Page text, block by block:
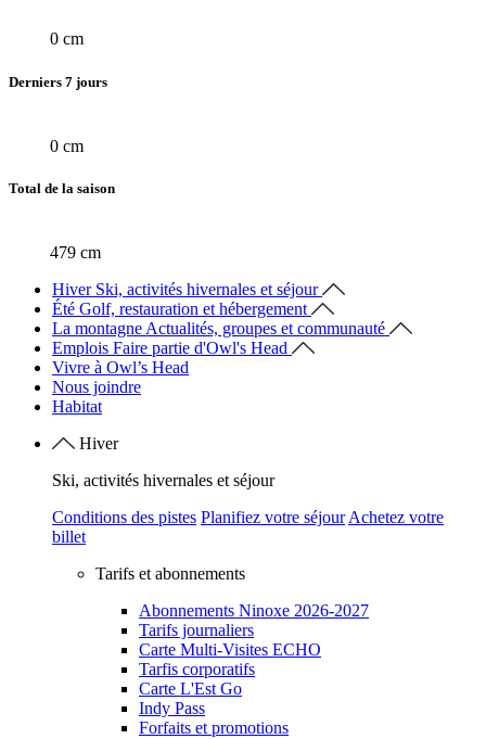
0 cm
Derniers 7 jours
0 cm
Total de la saison
479 cm
Hiver Ski, activités hivernales et séjour
Été Golf, restauration et hébergement
La montagne Actualités, groupes et communauté
Emplois Faire partie d'Owl's Head
Vivre à Owl’s Head
Nous joindre
Habitat
Hiver
Ski, activités hivernales et séjour
Conditions des pistes Planifiez votre séjour Achetez votre
billet
Tarifs et abonnements
Abonnements Ninoxe 2026-2027
Tarifs journaliers
Carte Multi-Visites ECHO
Tarfis corporatifs
Carte L'Est Go
Indy Pass
Forfaits et promotions